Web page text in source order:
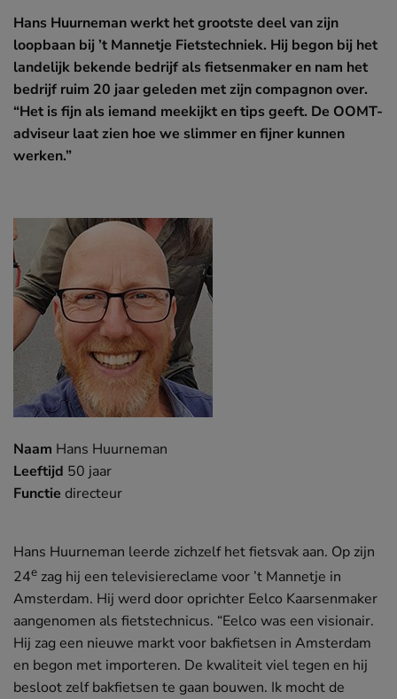
Hans Huurneman werkt het grootste deel van zijn
loopbaan bij ’t Mannetje Fietstechniek. Hij begon bij het
landelijk bekende bedrijf als fietsenmaker en nam het
bedrijf ruim 20 jaar geleden met zijn compagnon over.
“Het is fijn als iemand meekijkt en tips geeft. De OOMT-
adviseur laat zien hoe we slimmer en fijner kunnen
werken.”
Naam Hans Huurneman
Leeftijd 50 jaar
Functie directeur
Hans Huurneman leerde zichzelf het fietsvak aan. Op zijn
24e zag hij een televisiereclame voor ’t Mannetje in
Amsterdam. Hij werd door oprichter Eelco Kaarsenmaker
aangenomen als fietstechnicus. “Eelco was een visionair.
Hij zag een nieuwe markt voor bakfietsen in Amsterdam
en begon met importeren. De kwaliteit viel tegen en hij
besloot zelf bakfietsen te gaan bouwen. Ik mocht de